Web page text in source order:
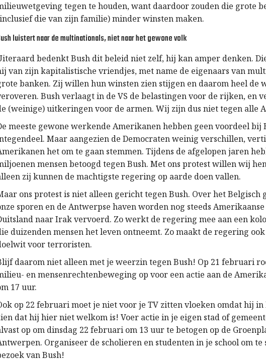
tegen te houden, want daardoor zouden die grote
die van zijn familie) minder winsten maken.
luistert naar de multinationals, niet naar het gewone volk
bedenkt Bush dit beleid niet zelf, hij kan amper denken.
van zijn kapitalistische vriendjes, met name de eigenaars van
banken. Zij willen hun winsten zien stijgen en daarom heel de
Bush verlaagt in de VS de belastingen voor de rijken, en
(weinige) uitkeringen voor de armen. Wij zijn dus niet tegen alle
meeste gewone werkende Amerikanen hebben geen voordeel bij
Maar aangezien de Democraten weinig verschillen,
het om te gaan stemmen. Tijdens de afgelopen jaren
mensen betoogd tegen Bush. Met ons protest willen wij
zij kunnen de machtigste regering op aarde doen vallen.
ons protest is niet alleen gericht tegen Bush. Over het Belgisch
sporen en de Antwerpse haven worden nog steeds
naar Irak vervoerd. Zo werkt de regering mee aan een
duizenden mensen het leven ontneemt. Zo maakt de regering
voor terroristen.
daarom niet alleen met je weerzin tegen Bush! Op 21 februari
en mensenrechtenbeweging op voor een actie aan de
17 uur.
op 22 februari moet je niet voor je TV zitten vloeken omdat hij in
dat hij hier niet welkom is! Voer actie in je eigen stad of
op om dinsdag 22 februari om 13 uur te betogen op de
Organiseer de scholieren en studenten in je school om te
van Bush!